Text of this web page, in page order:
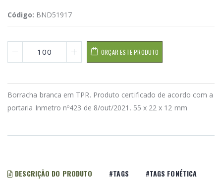
Código: BND51917
ORÇAR ESTE PRODUTO
Borracha branca em TPR. Produto certificado de acordo com a
portaria Inmetro nº423 de 8/out/2021. 55 x 22 x 12 mm
DESCRIÇÃO DO PRODUTO #TAGS
#TAGS FONÉTICA